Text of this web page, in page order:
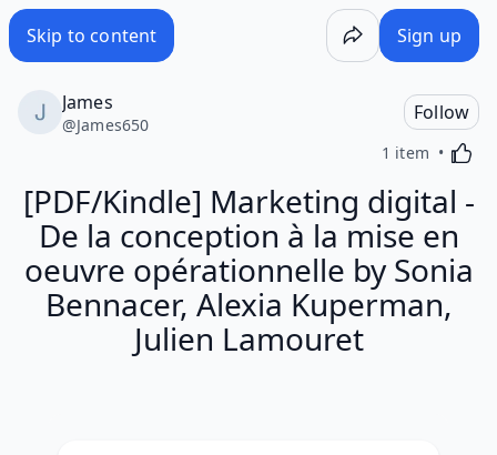
Skip to content Sign up
James
@James650
Follow
1 item
[PDF/Kindle] Marketing digital -
De la conception à la mise en
oeuvre opérationnelle by Sonia
Bennacer, Alexia Kuperman,
Julien Lamouret